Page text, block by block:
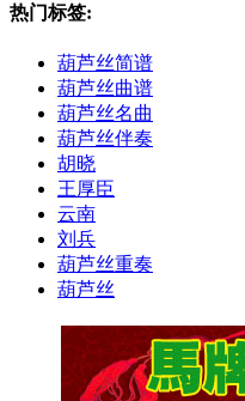
热门标签:
葫芦丝简谱
葫芦丝曲谱
葫芦丝名曲
葫芦丝伴奏
胡晓
王厚臣
云南
刘兵
葫芦丝重奏
葫芦丝